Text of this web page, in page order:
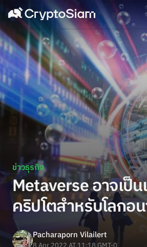
ข่าวธุรกิจ
Metaverse อาจเป็
คริปโตสำหรับโลกอ
Pacharaporn Vilailert